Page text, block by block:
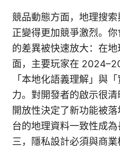
競品動態方面，地理搜
正變得更加競爭激烈。
的差異被快速放大：在
面，主要玩家在
「本地化語義理解」與
力。對開發者的啟示很
開放性決定了新功能被
台的地理資料一致性成
三，隱私設計必須與商